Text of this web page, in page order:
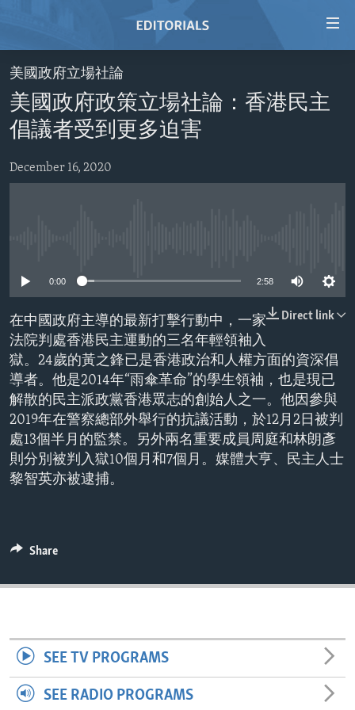
Skip
to
main
content
Skip
to
main
HOME
VIDEO
RADIO
REGIONS
EUROPE
MIDDLE EAST
AID AND DEVELOPMENT
DEMOCRACY AND GOVERNANCE
ECONOMY AND TRADE
ENVIRONMENT AND HEALTH
IDEALS AND INSTITUTIONS
FOLLOW US
美國政府立場社論
美國政府政策立場社論：香港民主
倡議者受到更多迫害
December 16, 2020
0:00 2:58
Direct link
在中國政府主導的最新打擊行動中，一家
法院判處香港民主運動的三名年輕領袖入
獄。24歲的黃之鋒已是香港政治和人權方面的資深倡
導者。他是2014年“雨傘革命”的學生領袖，也是現已
解散的民主派政黨香港眾志的創始人之一。他因參與
2019年在警察總部外舉行的抗議活動，於12月2日被判
處13個半月的監禁。另外兩名重要成員周庭和林朗彥
則分別被判入獄10個月和7個月。媒體大亨、民主人士
黎智英亦被逮捕。
Share
SEE TV PROGRAMS
SEE RADIO PROGRAMS